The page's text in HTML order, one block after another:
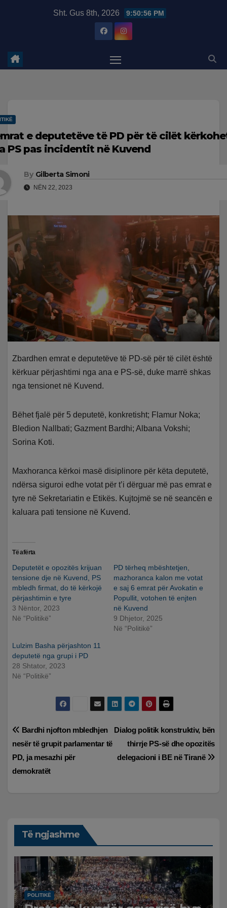
Sht. Gus 8th, 2026 9:50:57 PM
e deputetëve të PD për të cilët
PS pas incidentit në Kuvend
By Gilberta Simoni
NËN 22, 2023
Zbardhen emrat e deputetëve të PD-së për të cilët është
kërkuar përjashtimi nga ana e PS-së, duke marrë shkas
nga tensionet në Kuvend.
Bëhet fjalë për 5 deputetë, konkretisht; Flamur Noka;
Bledion Nallbati; Gazment Bardhi; Albana Vokshi;
Sorina Koti.
Maxhoranca kërkoi masë disiplinore për këta deputetë,
ndërsa siguroi edhe votat për t’i dërguar më pas emrat e
tyre në Sekretariatin e Etikës. Kujtojmë se në seancën e
kaluara pati tensione në Kuvend.
Të afërta
Deputetët e opozitës krijuan
tensione dje në Kuvend, PS
mbledh firmat, do të kërkojë
përjashtimin e tyre
3 Nëntor, 2023
Në “Politikë”
PD tërheq mbështetjen,
mazhoranca kalon me votat
e saj 6 emrat për Avokatin e
Popullit, votohen të enjten
në Kuvend
9 Dhjetor, 2025
Në “Politikë”
Lulzim Basha përjashton 11
deputetë nga grupi i PD
28 Shtator, 2023
Në “Politikë”
Lëvizje
te
postimet
Dialog politik konstruktiv, bën
thirrje PS-së dhe opozitës
delegacioni i BE në Tiranë
Bardhi njofton mbledhjen
nesër të grupit parlamentar të
PD, ja mesazhi për
demokratët
Të ngjashme
POLITIKË